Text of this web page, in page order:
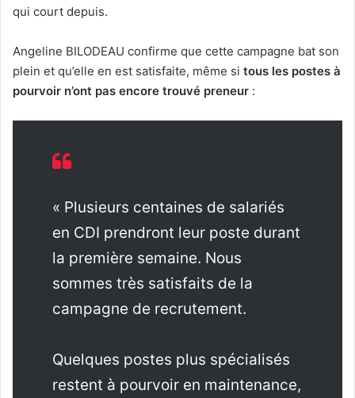
qui court depuis.
Angeline BILODEAU confirme que cette campagne bat son
plein et qu’elle en est satisfaite, même si tous les postes à
pourvoir n’ont pas encore trouvé preneur :
« Plusieurs centaines de salariés
en CDI prendront leur poste durant
la première semaine. Nous
sommes très satisfaits de la
campagne de recrutement.
Quelques postes plus spécialisés
restent à pourvoir en maintenance,